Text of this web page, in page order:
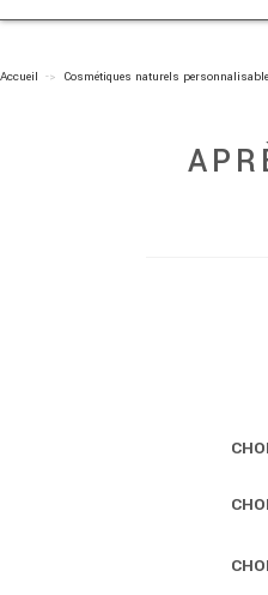
Accueil -> Cosmétiques naturels